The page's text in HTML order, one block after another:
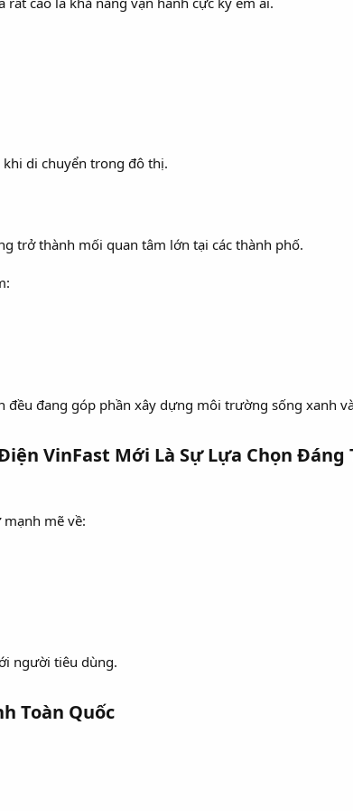
di chuyển trong đô thị.
trở thành mối quan tâm lớn tại các thành phố.
đều đang góp phần xây dựng môi trường sống xanh
VinFast Mới Là Sự Lựa Chọn Đáng
mẽ về:
người tiêu dùng.
Toàn Quốc​